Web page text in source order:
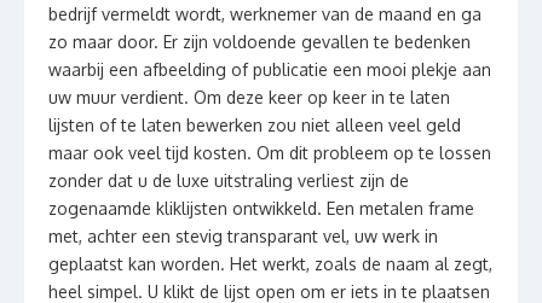
bedrijf vermeldt wordt, werknemer van de maand en ga
zo maar door. Er zijn voldoende gevallen te bedenken
waarbij een afbeelding of publicatie een mooi plekje aan
uw muur verdient. Om deze keer op keer in te laten
lijsten of te laten bewerken zou niet alleen veel geld
maar ook veel tijd kosten. Om dit probleem op te lossen
zonder dat u de luxe uitstraling verliest zijn de
zogenaamde kliklijsten ontwikkeld. Een metalen frame
met, achter een stevig transparant vel, uw werk in
geplaatst kan worden. Het werkt, zoals de naam al zegt,
heel simpel. U klikt de lijst open om er iets in te plaatsen